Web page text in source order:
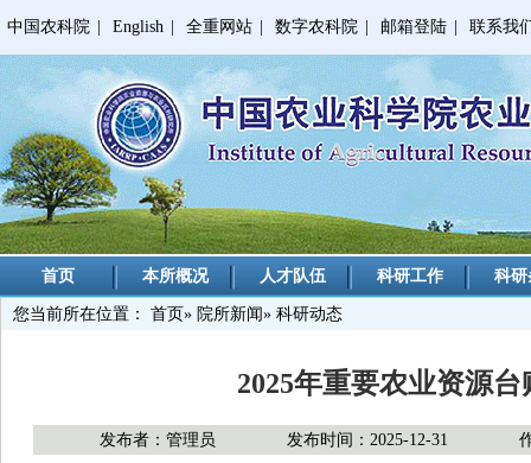
中国农科院 English 全重网站 数字农科院 邮箱登陆 联系我
首页 本所概况 人才队伍 科研工作 科
您当前所在位置： 首页» 院所新闻» 科研动态
2025年重要农业资源
发布者：管理员 发布时间：2025-12-31